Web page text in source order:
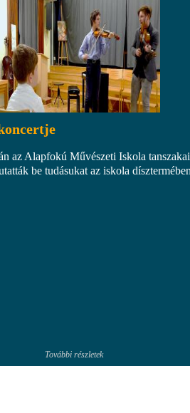
az Alapfokú Művészeti Iskola tanszakai
be tudásukat az iskola
További részletek